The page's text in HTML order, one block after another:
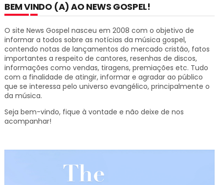
BEM VINDO (A) AO NEWS GOSPEL!
O site News Gospel nasceu em 2008 com o objetivo de
informar a todos sobre as notícias da música gospel,
contendo notas de lançamentos do mercado cristão, fatos
importantes a respeito de cantores, resenhas de discos,
informações como vendas, tiragens, premiações etc. Tudo
com a finalidade de atingir, informar e agradar ao público
que se interessa pelo universo evangélico, principalmente o
da música.
Seja bem-vindo, fique à vontade e não deixe de nos
acompanhar!